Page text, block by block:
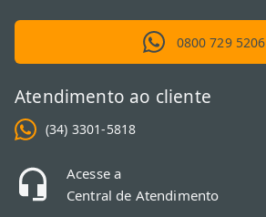
0800 729 5206
Atendimento ao cliente
(34) 3301-5818
Acesse a
Central de Atendimento